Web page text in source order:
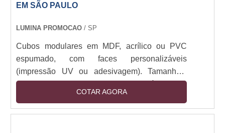
EM SÃO PAULO
LUMINA PROMOCAO / SP
Cubos modulares em MDF, acrílico ou PVC
espumado, com faces personalizáveis
(impressão UV ou adesivagem). Tamanhos:
30x30cm a 1x1m. Estrutura montável com
encaixe ou imã, opcional com base em aço ou
rodízios. Iluminação LED integrada (12V).
COTAR AGORA